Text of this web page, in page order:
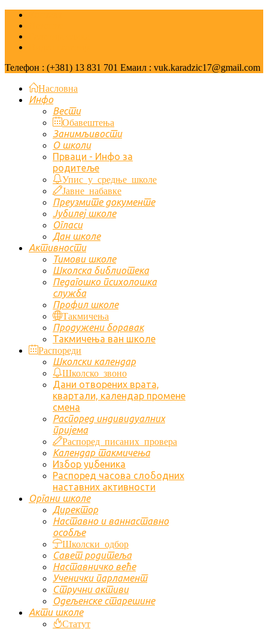
Телефон : (+381) 13 831 701 Емаил : vuk.karadzic17@gmail.com
Насловна
Инфо
Вести
Обавештења
Занимљивости
О школи
Првaци - Инфо за
родитеље
Упис у средње школе
Јавне набавке
Преузмите документе
Јубилеј школе
Огласи
Дан школе
Активности
Тимови школе
Школска библиотека
Педагошко психолошка
служба
Профил школе
Такмичења
Продужени боравак
Такмичења ван школе
Распореди
Школски календар
Школско звоно
Дани отворених врата,
квартали, календар промене
смена
Распоред индивидуалних
пријема
Распоред писаних провера
Календар такмичења
Избор уџбеника
Распоред часова слободних
наставних активности
Органи школе
Директор
Наставно и ваннаставно
особље
Школски одбор
Савет родитеља
Наставничко веће
Ученички парламент
Стручни активи
Одељенске старешине
Акти школе
Статут